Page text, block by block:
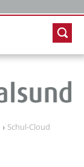
Schul-Cloud